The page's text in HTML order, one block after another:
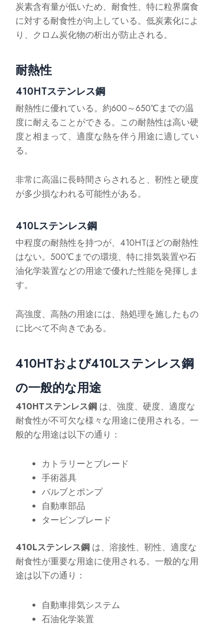
炭素含有量が低いため、耐食性、特に粒界腐食
に対する耐食性が向上している。低炭素化によ
り、クロム炭化物の析出が防止される。
耐熱性
410HTステンレス鋼
耐熱性に優れている。約600～650℃までの温
度に耐えることができる。この耐熱性は高い硬
度と相まって、適度な熱を伴う用途に適してい
る。
非常に高温に長時間さらされると、靭性と硬度
が多少損なわれる可能性がある。
410Lステンレス鋼
中程度の耐熱性を持つが、410HTほどの耐熱性
はない。500℃までの環境、特に排気装置や石
油化学装置などの用途で優れた性能を発揮しま
す。
高強度、高熱の用途には、熱処理を施したもの
に比べて不向きである。
410HTおよび410Lステンレス鋼
の一般的な用途
410HTステンレス鋼 は、強度、硬度、適度な
耐食性が不可欠な様々な用途に使用される。一
般的な用途は以下の通り：
カトラリーとブレード
手術器具
バルブとポンプ
自動車部品
タービンブレード
410Lステンレス鋼 は、溶接性、靭性、適度な
耐食性が重要な用途に使用される。一般的な用
途は以下の通り：
自動車排気システム
石油化学装置